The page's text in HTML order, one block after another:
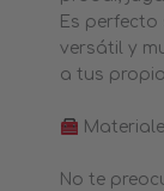
Es perfecto
versátil y
a tus
No te